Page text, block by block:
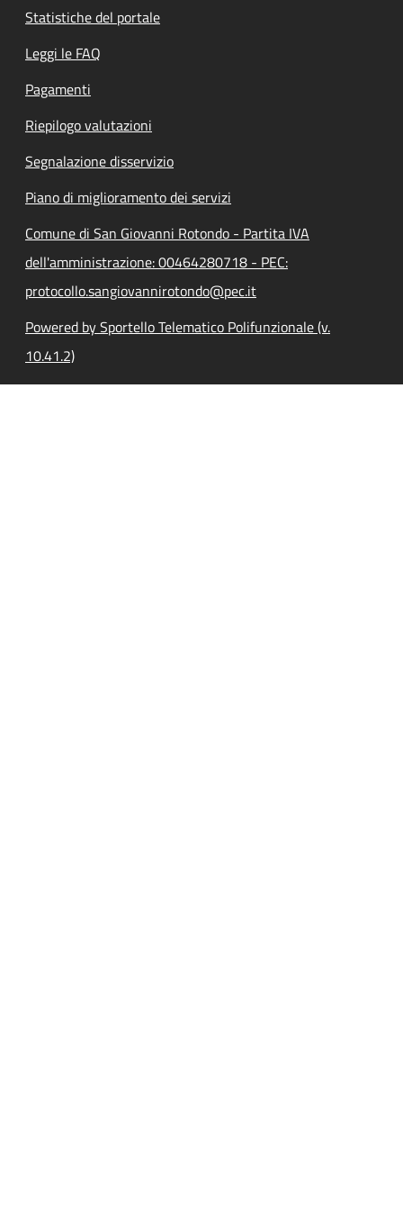
Statistiche del portale
Leggi le FAQ
Pagamenti
Riepilogo valutazioni
Segnalazione disservizio
Piano di miglioramento dei servizi
Comune di San Giovanni Rotondo - Partita IVA
dell'amministrazione: 00464280718 - PEC:
protocollo.sangiovannirotondo@pec.it
Powered by Sportello Telematico Polifunzionale (v.
10.41.2)